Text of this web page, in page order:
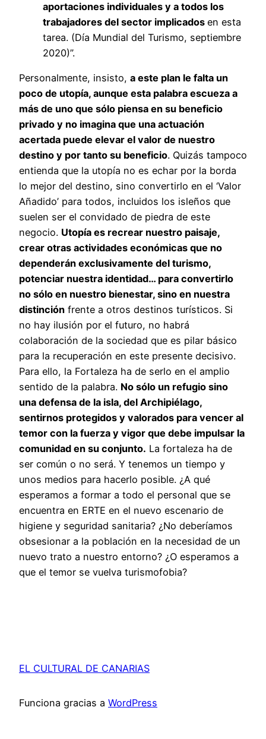
aportaciones individuales y a todos los
trabajadores del sector implicados en esta
tarea. (Día Mundial del Turismo, septiembre
2020)”.
Personalmente, insisto, a este plan le falta un
poco de utopía, aunque esta palabra escueza a
más de uno que sólo piensa en su beneficio
privado y no imagina que una actuación
acertada puede elevar el valor de nuestro
destino y por tanto su beneficio. Quizás tampoco
entienda que la utopía no es echar por la borda
lo mejor del destino, sino convertirlo en el ‘Valor
Añadido’ para todos, incluidos los isleños que
suelen ser el convidado de piedra de este
negocio. Utopía es recrear nuestro paisaje,
crear otras actividades económicas que no
dependerán exclusivamente del turismo,
potenciar nuestra identidad… para convertirlo
no sólo en nuestro bienestar, sino en nuestra
distinción frente a otros destinos turísticos. Si
no hay ilusión por el futuro, no habrá
colaboración de la sociedad que es pilar básico
para la recuperación en este presente decisivo.
Para ello, la Fortaleza ha de serlo en el amplio
sentido de la palabra. No sólo un refugio sino
una defensa de la isla, del Archipiélago,
sentirnos protegidos y valorados para vencer al
temor con la fuerza y vigor que debe impulsar la
comunidad en su conjunto. La fortaleza ha de
ser común o no será. Y tenemos un tiempo y
unos medios para hacerlo posible. ¿A qué
esperamos a formar a todo el personal que se
encuentra en ERTE en el nuevo escenario de
higiene y seguridad sanitaria? ¿No deberíamos
obsesionar a la población en la necesidad de un
nuevo trato a nuestro entorno? ¿O esperamos a
que el temor se vuelva turismofobia?
EL CULTURAL DE CANARIAS
Funciona gracias a WordPress